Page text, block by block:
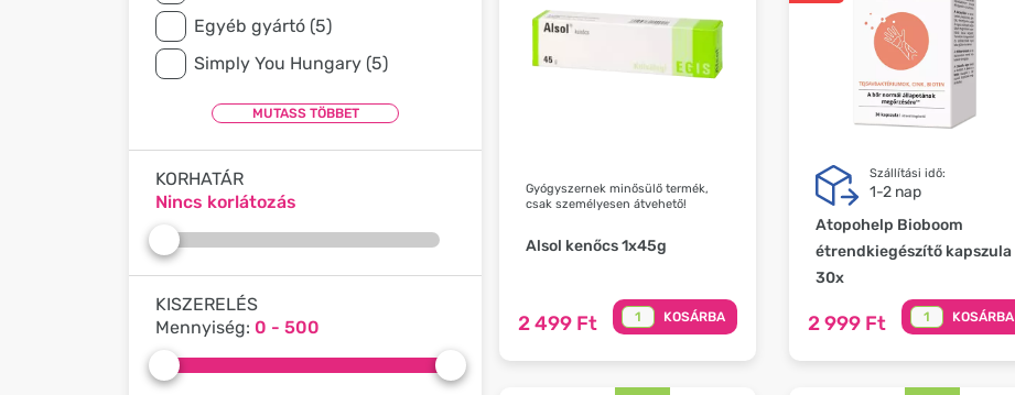
Egyéb gyártó (5)
Simply You Hungary (5)
KORHATÁR
Nincs korlátozás
KISZERELÉS
Mennyiség: 0 - 500
Gyógyszernek minősülő termék,
csak személyesen átvehető!
Alsol kenőcs 1x45g
2 499 Ft KOSÁRBA
Szállítási idő:
1-2 nap
Atopohelp Bioboom
étrendkiegészítő kapszula
30x
2 999 Ft KOSÁRBA